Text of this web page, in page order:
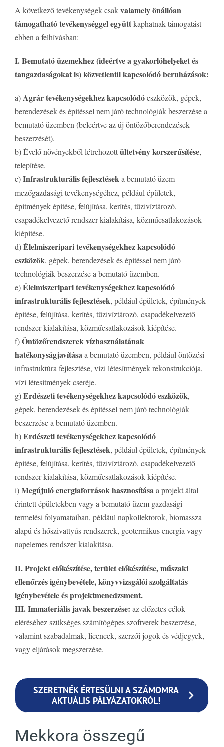
A következő tevékenységek csakvalamely önállóan
támogatható tevékenységgel együttkaphatnak támogatást
ebben a felhívásban:
I. Bemutató üzemekhez (ideértve a gyakorlóhelyeket és
tangazdaságokat is) közvetlenül kapcsolódó beruházások:
a)Agrár tevékenységekhez kapcsolódóeszközök, gépek,
berendezések és építéssel nem járó technológiák beszerzése a
bemutató üzemben (beleértve az új öntözőberendezések
beszerzését).
b) Évelő növényekből létrehozottültetvény korszerűsítése,
telepítése.
c)Infrastrukturális fejlesztéseka bemutató üzem
mezőgazdasági tevékenységéhez, például épületek,
építmények építése, felújítása, kerítés, tűzivíztározó,
csapadékelvezető rendszer kialakítása, közműcsatlakozások
kiépítése.
d)Élelmiszeripari tevékenységekhez kapcsolódó
eszközök, gépek, berendezések és építéssel nem járó
technológiák beszerzése a bemutató üzemben.
e)Élelmiszeripari tevékenységekhez kapcsolódó
infrastrukturális fejlesztések, például épületek, építmények
építése, felújítása, kerítés, tűzivíztározó, csapadékelvezető
rendszer kialakítása, közműcsatlakozások kiépítése.
f)Öntözőrendszerek vízhasználatának
hatékonyságjavításaa bemutató üzemben, például öntözési
infrastruktúra fejlesztése, vízi létesítmények rekonstrukciója,
vízi létesítmények cseréje.
g)Erdészeti tevékenységekhez kapcsolódó eszközök,
gépek, berendezések és építéssel nem járó technológiák
beszerzése a bemutató üzemben.
h)Erdészeti tevékenységekhez kapcsolódó
infrastrukturális fejlesztések, például épületek, építmények
építése, felújítása, kerítés, tűzivíztározó, csapadékelvezető
rendszer kialakítása, közműcsatlakozások kiépítése.
i)Megújuló energiaforrások hasznosításaa projekt által
érintett épületekben vagy a bemutató üzem gazdasági-
termelési folyamataiban, például napkollektorok, biomassza
alapú és hőszivattyús rendszerek, geotermikus energia vagy
napelemes rendszer kialakítása.
II. Projekt előkészítése, terület előkészítése, műszaki
ellenőrzés igénybevétele, könyvvizsgálói szolgáltatás
igénybevétele és projektmenedzsment.
III. Immateriális javak beszerzése: az előzetes célok
eléréséhez szükséges számítógépes szoftverek beszerzése,
valamint szabadalmak, licencek, szerzői jogok és védjegyek,
vagy eljárások megszerzése.
SZERETNÉK ÉRTESÜLNI A SZÁMOMRA
AKTUÁLIS PÁLYÁZATOKRÓL!
Mekkora összegű